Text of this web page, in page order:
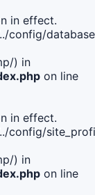
in effect.
config/
) in
on line
in effect.
config/
) in
on line